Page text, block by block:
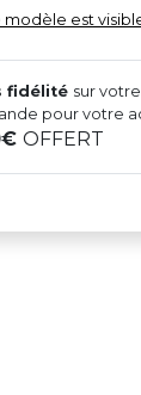
modèle est
fidélité sur
pour votre
OFFERT